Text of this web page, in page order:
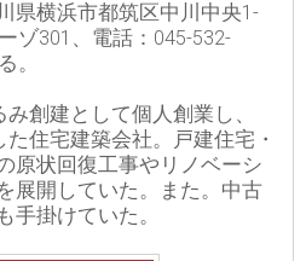
県横浜市都筑区中川中央1-
ゾ301、電話：045-532-
。
創建として個人創業し、
住宅建築会社。戸建住宅・
原状回復工事やリノベーシ
展開していた。また。中古
手掛けていた。